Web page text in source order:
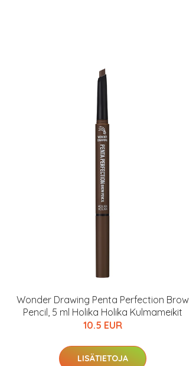
Wonder Drawing Penta Perfection Brow
Pencil, 5 ml Holika Holika Kulmameikit
10.5 EUR
LISÄTIETOJA